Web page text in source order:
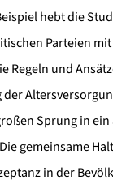
hebt die
Parteien
Regeln und
Sprung in
gemeinsame
in der